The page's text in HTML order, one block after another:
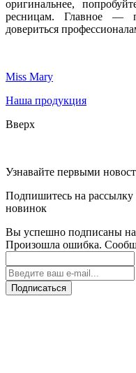
оригинальнее,
ресницам. Главное —
довериться
Miss Mary
Наша продукция
Вверх
Узнавайте первыми
Подпишитесь на рассылку
новинок
Вы успешно подписаны на
Произошла ошибка.
Подписаться